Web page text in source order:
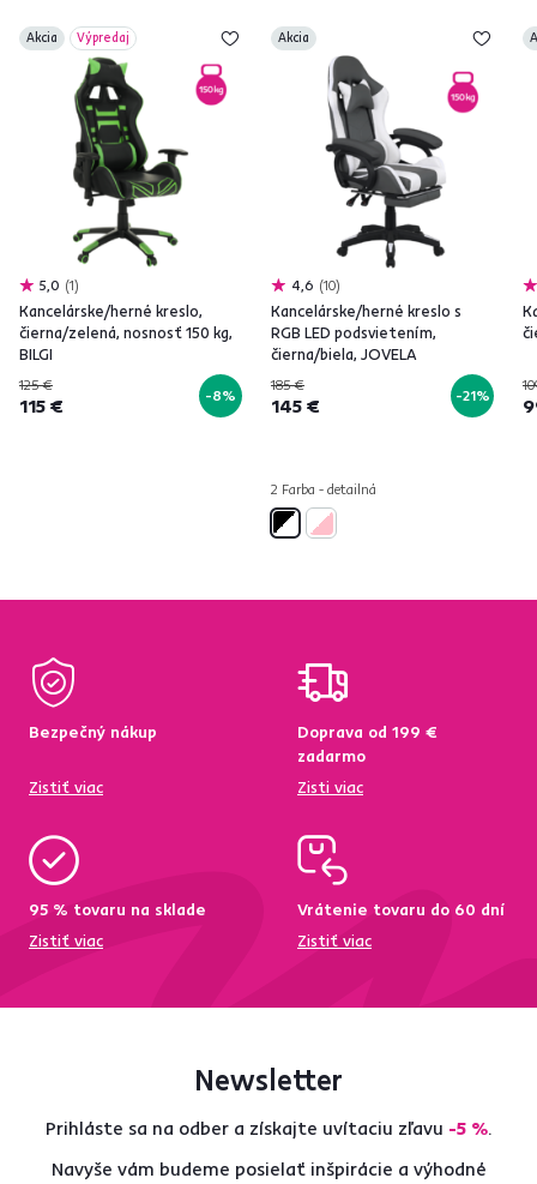
Akcia Výpredaj
5,0 1
Kancelárske/herné kreslo,
čierna/zelená, nosnosť 150 kg,
BILGI
125 €
115 € -8%
Akcia
4,6 10
Kancelárske/herné kreslo s
RGB LED podsvietením,
čierna/biela, JOVELA
185 €
145 € -21%
2 Farba - detailná
Bezpečný nákup
Zistiť viac
Doprava od 199 €
zadarmo
Zisti viac
95 % tovaru na sklade
Zistiť viac
Vrátenie tovaru do 60 dní
Zistiť viac
Newsletter
Prihláste sa na odber a získajte uvítaciu zľavu -5 %.
Navyše vám budeme posielať inšpirácie a výhodné